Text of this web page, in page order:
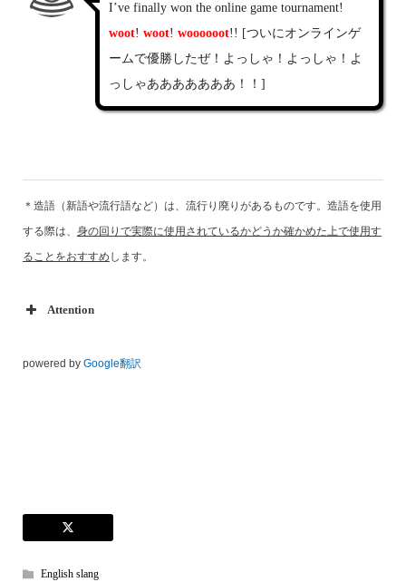
I’ve finally won the online game tournament!
woot! woot! woooooot!! [ついにオンラインゲ
ームで優勝したぜ！よっしゃ！よっしゃ！よ
っしゃあああああああ！！]
＊造語（新語や流行語など）は、流行り廃りがあるものです。造語を使用
する際は、 身の回りで実際に使用されているかどうか確かめた上で使用す
ることをおすすめ します。
Attention
powered by Google翻訳
English slang